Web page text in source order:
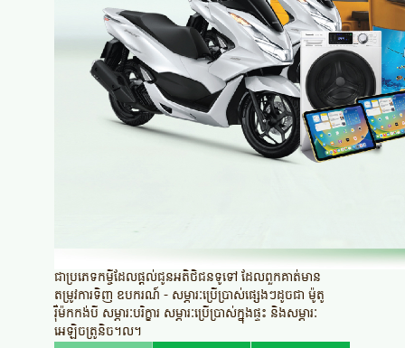
ជាប្រភេទកម្ចីដែលផ្តល់ជូនអតិថិជនទូទៅ ដែលពួកគាត់មាន
តម្រូវការទិញ ឧបករណ៍ - សម្ភារៈប្រើប្រាស់ផ្សេងៗដូចជា ម៉ូតូ
រ៉ឺម៉កកង់បី សម្ភារៈបរិក្ខារ សម្ភារៈប្រើប្រាស់ក្នុងផ្ទះ និងសម្ភារៈ
អេឡិចត្រូនិច។ល។